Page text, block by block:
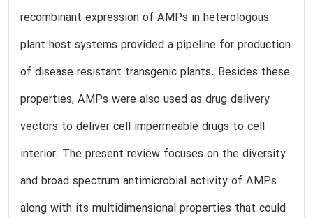
recombinant expression of AMPs in heterologous
plant host systems provided a pipeline for production
of disease resistant transgenic plants. Besides these
properties, AMPs were also used as drug delivery
vectors to deliver cell impermeable drugs to cell
interior. The present review focuses on the diversity
and broad spectrum antimicrobial activity of AMPs
along with its multidimensional properties that could